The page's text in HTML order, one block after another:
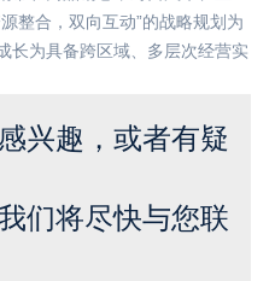
整合，双向互动”的战略规划为
长为具备跨区域、多层次经营实
兴趣，或者有疑
们将尽快与您联